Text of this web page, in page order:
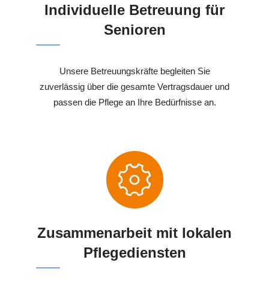
Individuelle Betreuung für
Senioren
Unsere Betreuungskräfte begleiten Sie
zuverlässig über die gesamte Vertragsdauer und
passen die Pflege an Ihre Bedürfnisse an.
Zusammenarbeit mit lokalen
Pflegediensten